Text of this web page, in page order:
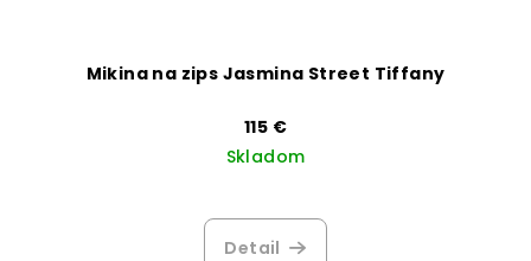
Mikina na zips Jasmina Street Tiffany
115 €
Skladom
hodnotenie
produktu
Detail